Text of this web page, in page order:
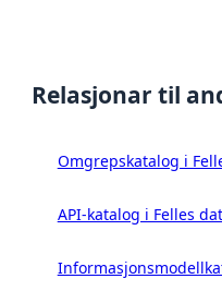
Relasjonar til
Omgrepskatalog i
API-katalog i Felles